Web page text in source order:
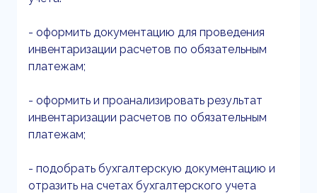
- оформить документацию для проведения
инвентаризации расчетов по обязательным
платежам;
- оформить и проанализировать результат
инвентаризации расчетов по обязательным
платежам;
- подобрать бухгалтерскую документацию и
отразить на счетах бухгалтерского учета